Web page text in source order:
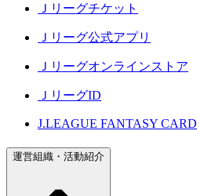
Ｊリーグチケット
Ｊリーグ公式アプリ
Ｊリーグオンラインストア
ＪリーグID
J.LEAGUE FANTASY CARD
運営組織・活動紹介